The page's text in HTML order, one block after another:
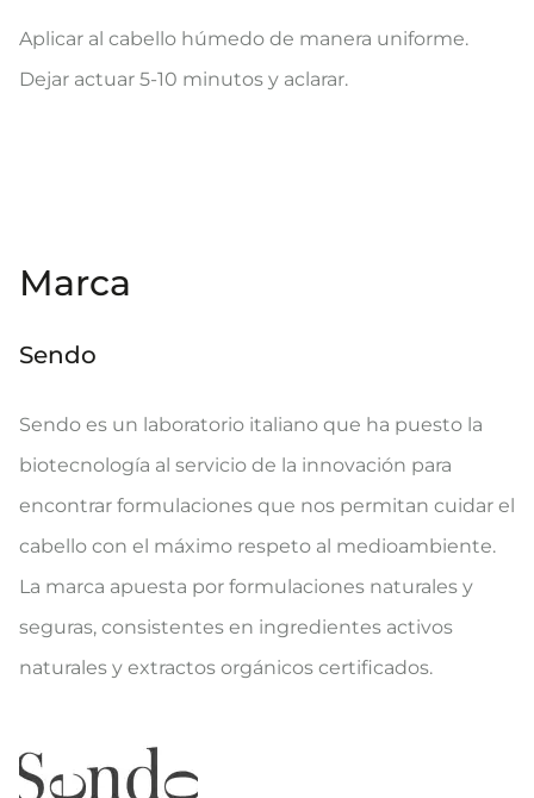
Aplicar al cabello húmedo de manera uniforme.
Dejar actuar 5-10 minutos y aclarar.
Marca
Sendo
Sendo es un laboratorio italiano que ha puesto la
biotecnología al servicio de la innovación para
encontrar formulaciones que nos permitan cuidar el
cabello con el máximo respeto al medioambiente.
La marca apuesta por formulaciones naturales y
seguras, consistentes en ingredientes activos
naturales y extractos orgánicos certificados.